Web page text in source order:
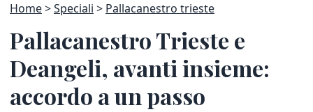
Home Speciali Pallacanestro trieste
Pallacanestro Trieste e
Deangeli, avanti insieme:
accordo a un passo